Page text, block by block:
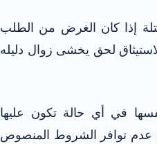
إذا كان الغرض من الطلب
لحق يخشى زوال دليله
في أي حالة تكون عليها
عدم توافر الشروط المنصوص